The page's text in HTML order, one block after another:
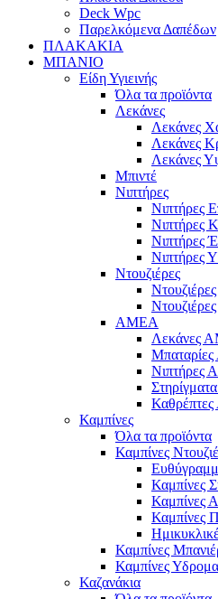
Deck Wpc
Παρελκόμενα Δαπέδων
ΠΛΑΚΑΚΙΑ
ΜΠΑΝΙΟ
Είδη Υγιεινής
Όλα τα προϊόντα
Λεκάνες
Λεκάνες
Λεκάνες
Λεκάνες
Μπιντέ
Νιπτήρες
Νιπτήρες
Νιπτήρες
Νιπτήρες
Νιπτήρες
Ντουζιέρες
ΑΜΕΑ
Λεκάνες
Νιπτήρες
Καμπίνες
Όλα τα προϊόντα
Καμπίνες
Καμπίνες
Καμπίνες
Καμπίνες
Καμπίνες
Καμπίνες
Καζανάκια